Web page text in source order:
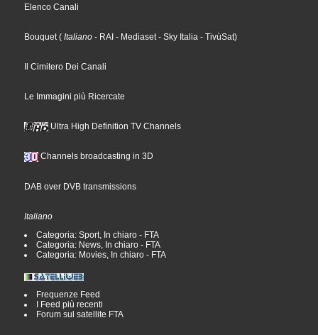
Elenco Canali
Bouquet( Italiano - RAI - Mediaset- Sky Italia - TivùSat)
Il Cimitero Dei Canali
Le Immagini più Ricercate
Ultra High Definition TV Channels
Channels broadcasting in 3D
DAB over DVB transmissions
Italiano
Categoria: Sport, In chiaro - FTA
Categoria: News, In chiaro - FTA
Categoria: Movies, In chiaro - FTA
Frequenze Feed
I Feed più recenti
Forum sul satellite FTA